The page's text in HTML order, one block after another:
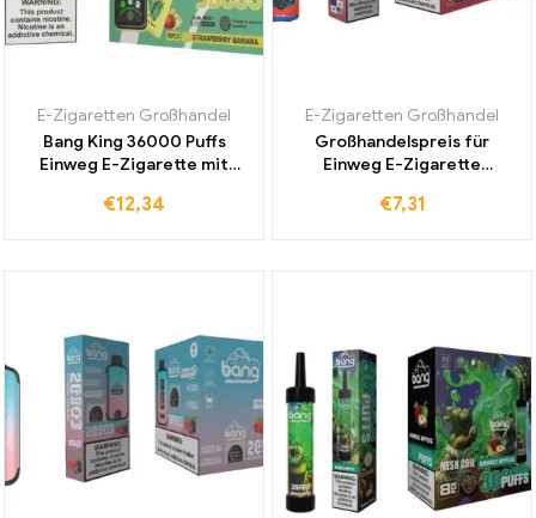
E-Zigaretten Großhandel
Bang King 36000 Puffs
Einweg E-Zigarette mit
Spannungsregelung und
€12,34
E-Zigaretten Großhandel
Großhandelspreis für
Einweg E-Zigarette
Aromen mit 12000 Zügen
€7,31